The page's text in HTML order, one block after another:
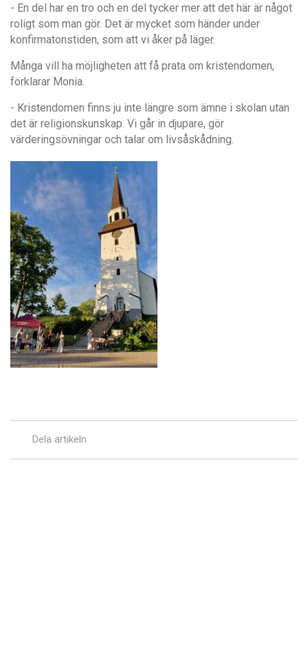
- En del har en tro och en del tycker mer att det här är något
roligt som man gör. Det är mycket som händer under
konfirmatonstiden, som att vi åker på läger.
Många vill ha möjligheten att få prata om kristendomen,
förklarar Monia.
- Kristendomen finns ju inte längre som ämne i skolan utan
det är religionskunskap. Vi går in djupare, gör
värderingsövningar och talar om livsåskådning.
Dela artikeln